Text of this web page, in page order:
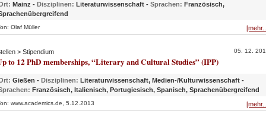
Mainz - Disziplinen: Literaturwissenschaft - Sprachen: Französisch,
Olaf Müller
> Stipendium 05. 12.
to 12 PhD memberships, “Literary and Cultural Studies” (IPP)
Gießen - Disziplinen: Literaturwissenschaft, Medien-/Kulturwissenschaft -
Französisch, Italienisch, Portugiesisch, Spanisch, Sprachenübergreifend
www.academics.de, 5.12.2013